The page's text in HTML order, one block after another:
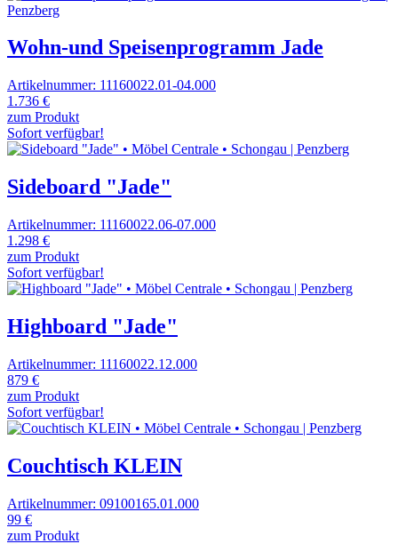
Wohn-und Speisenprogramm Jade
Artikelnummer: 11160022.01-04.000
1.736 €
zum Produkt
Sofort verfügbar!
Sideboard "Jade"
Artikelnummer: 11160022.06-07.000
1.298 €
zum Produkt
Sofort verfügbar!
Highboard "Jade"
Artikelnummer: 11160022.12.000
879 €
zum Produkt
Sofort verfügbar!
Couchtisch KLEIN
Artikelnummer: 09100165.01.000
99 €
zum Produkt